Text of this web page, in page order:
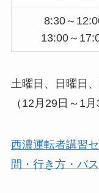
8:30～
13:00～
土曜日、日曜日
（12月29日～1
西濃運転者講習
間・行き方・バ